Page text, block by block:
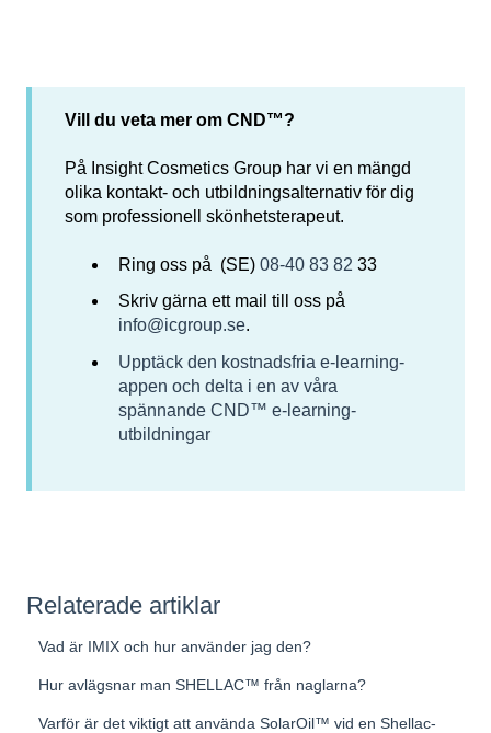
Vill du veta mer om CND™?
På Insight Cosmetics Group har vi en mängd
olika kontakt- och utbildningsalternativ för dig
som professionell skönhetsterapeut.
Ring oss på (SE) 08-40 83 82 33
Skriv gärna ett mail till oss på
info@icgroup.se.
Upptäck den kostnadsfria e-learning-
appen och delta i en av våra
spännande CND™ e-learning-
utbildningar
Relaterade artiklar
Vad är IMIX och hur använder jag den?
Hur avlägsnar man SHELLAC™ från naglarna?
Varför är det viktigt att använda SolarOil™ vid en Shellac-